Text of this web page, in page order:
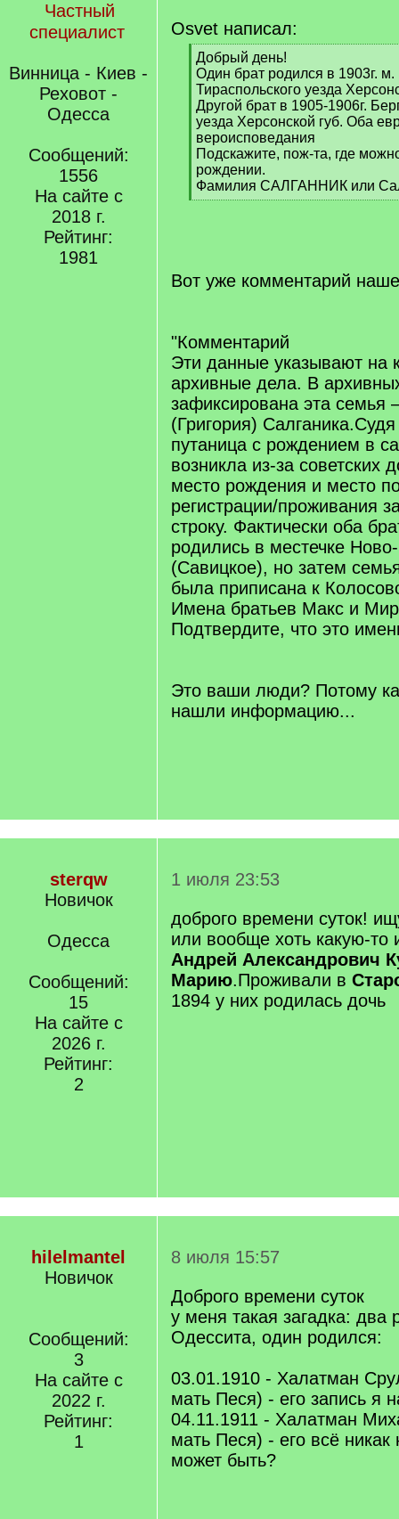
Частный
специалист
Винница - Киев -
Реховот -
Одесса
Сообщений:
1556
На сайте с
2018 г.
Рейтинг:
1981
Osvet написал:
[
q
]
Добрый день!
Один брат родился в 1903г.
Тираспольского уезда
Другой брат в 1905-1906г.
уезда Херсонской губ. Оба
вероисповедания
Подскажите, пож-та, где
рождении.
Фамилия САЛГАННИК или
[
Вот уже комментарий
"Комментарий
Эти данные указывают на
архивные дела. В
зафиксирована эта
(Григория)
путаница с рождением в
возникла из-за советских
место рождения и место
регистрации/проживания
строку. Фактически оба
родились в местечке
(Савицкое), но затем
была приписана к
Имена братьев Макс и
Подтвердите, что это
Это ваши люди? Потому
нашли информацию...
sterqw
Новичок
Одесса
Сообщений:
15
На сайте с
2026 г.
Рейтинг:
2
1 июля 23:53
доброго времени суток!
или вообще хоть какую-
Андрей Александрович
Марию.Проживали в
1894 у них родилась дочь
hilelmantel
Новичок
Сообщений:
3
На сайте с
2022 г.
Рейтинг:
1
8 июля 15:57
Доброго времени суток
у меня такая загадка: два
Одессита, один родился:
03.01.1910 - Халатман
мать Песя) - его запись я
04.11.1911 - Халатман
мать Песя) - его всё никак
может быть?